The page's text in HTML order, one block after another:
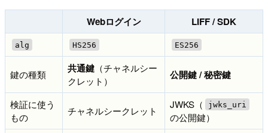
Webログイン LIFF / SDK
alg HS256 ES256
鍵の種類 共通鍵 （チャネルシー
クレット）
公開鍵 / 秘密鍵
検証に使う
もの
チャネルシークレット
JWKS（ jwks_uri
の公開鍵）